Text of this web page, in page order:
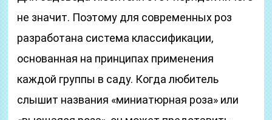
не значит. Поэтому для современных роз
разработана система классификации,
основанная на принципах применения
каждой группы в саду. Когда любитель
слышит названия «миниатюрная роза» или